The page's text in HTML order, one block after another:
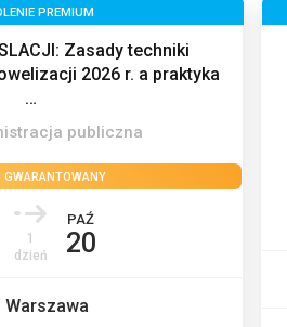
PREMIUM
Zasady techniki
2026 r. a praktyka
…
publiczna
GWARANTOWANY
1
dzień
PAŹ
20
Warszawa